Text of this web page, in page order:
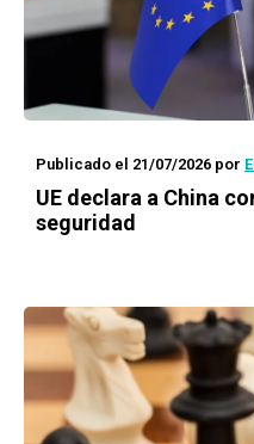
Publicado el 21/07/2026 por
UE declara a China
seguridad